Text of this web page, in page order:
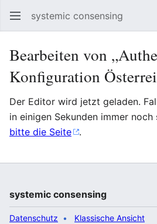
systemic consensing
Bearbeiten von
Konfiguration
Der Editor wird jetzt geladen.
in einigen Sekunden immer noch
bitte die Seite
.
systemic consensing
Datenschutz Klassische Ansicht